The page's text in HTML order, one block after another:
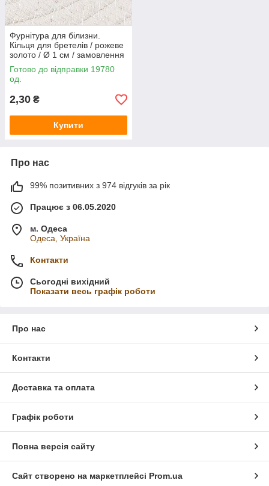
Фурнітура для білизни.
Кільця для бретелів / рожеве
золото / Ø 1 см / замовлення
від 1 штуки
Готово до відправки 19780
од.
2,30 ₴
Купити
Про нас
99% позитивних з 974 відгуків за рік
Працює з 06.05.2020
м. Одеса
Одеса, Україна
Контакти
Сьогодні вихідний
Показати весь графік роботи
Про нас
Контакти
Доставка та оплата
Графік роботи
Повна версія сайту
Сайт створено на маркетплейсі Prom.ua